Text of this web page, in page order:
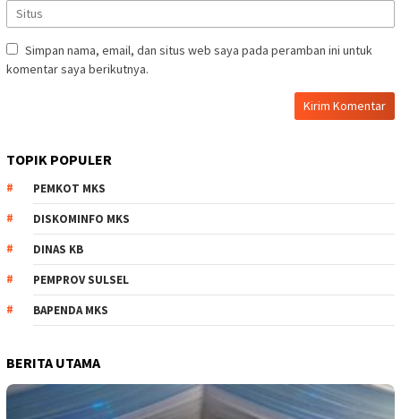
Simpan nama, email, dan situs web saya pada peramban ini untuk
komentar saya berikutnya.
TOPIK POPULER
PEMKOT MKS
DISKOMINFO MKS
DINAS KB
PEMPROV SULSEL
BAPENDA MKS
BERITA UTAMA